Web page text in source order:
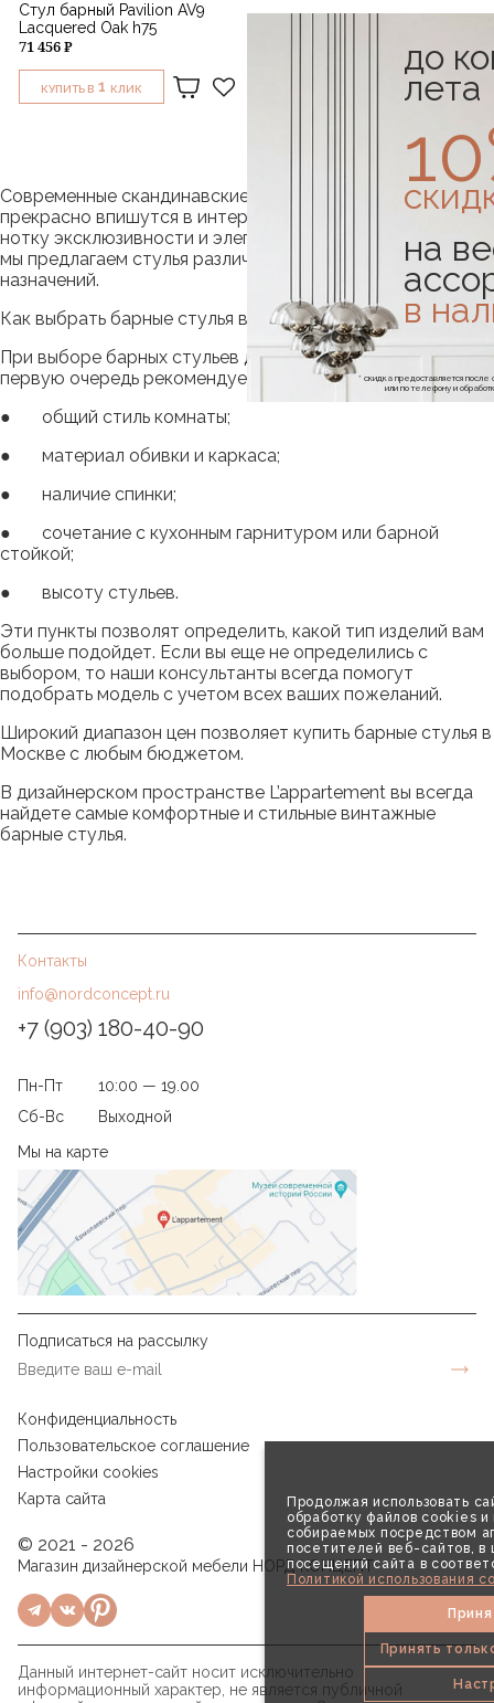
Продолжая использовать
обработку файлов cookies и
собираемых посредством
посетителей веб-сайтов, в
посещений сайта в
Политикой использования
Принять
Стул барный Pavilion AV9
Lacquered Oak h75
71 456 ₽
КУПИТЬ В 1 КЛИК
Современные скандинавские барные стулья ретро стиля
прекрасно впишутся в интерьер любого дома, добавив
нотку эксклюзивности и элегантности. В L’appartement
мы предлагаем стулья различных расцветок, моделей и
назначений.
Как выбрать барные стулья в L’appartement.
При выборе барных стульев для дома или офиса в
первую очередь рекомендуем обратить внимание на:
● общий стиль комнаты;
● материал обивки и каркаса;
● наличие спинки;
● сочетание с кухонным гарнитуром или барной
стойкой;
● высоту стульев.
Эти пункты позволят определить, какой тип изделий вам
больше подойдет. Если вы еще не определились с
выбором, то наши консультанты всегда помогут
подобрать модель с учетом всех ваших пожеланий.
Широкий диапазон цен позволяет купить барные стулья в
Москве с любым бюджетом.
В дизайнерском пространстве L’appartement вы всегда
найдете самые комфортные и стильные винтажные
барные стулья.
до
лета
на
в
* скидка предоставляется
или по телефону и
Контакты
info@nordconcept.ru
+7 (903) 180-40-90
Пн-Пт
10:00 — 19.00
Сб-Вс
Выходной
Мы на карте
Подписаться на рассылку
Конфиденциальность
Пользовательское соглашение
Настройки cookies
Карта сайта
© 2021 - 2026
Магазин дизайнерской мебели НОРД КОНЦЕПТ
Данный интернет-сайт носит исключительно
информационный характер, не является публичной